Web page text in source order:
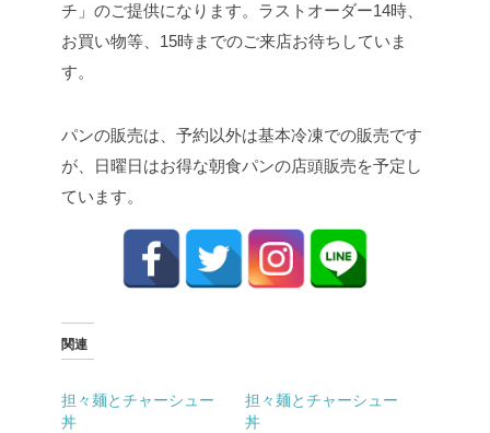
チ」のご提供になります。ラストオーダー14時、
お買い物等、15時までのご来店お待ちしていま
す。
パンの販売は、予約以外は基本冷凍での販売です
が、日曜日はお得な朝食パンの店頭販売を予定し
ています。
関連
担々麺とチャーシュー
丼
担々麺とチャーシュー
丼